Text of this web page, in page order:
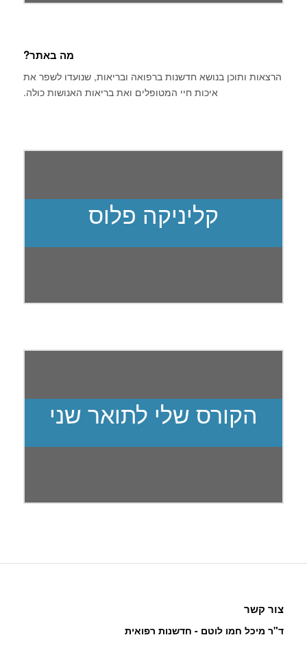
מה באתר?
הרצאות ותוכן בנושא חדשנות ברפואה ובריאות, שנועדו לשפר את
איכות חיי המטופלים ואת בריאות האנושות כולה.
קליניקה פלוס
הקורס שלי לתואר שני
צור קשר
ד"ר מיכל חמו לוטם - חדשנות רפואית